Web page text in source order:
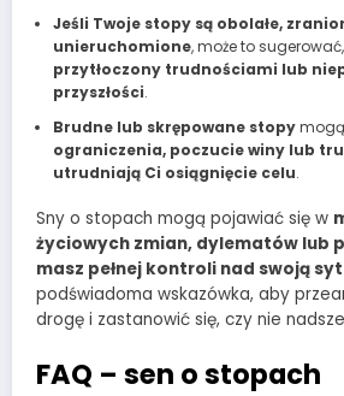
Jeśli Twoje stopy są obolałe,
unieruchomione, może to
przytłoczony trudnościami lub
przyszłości.
Brudne lub skrępowane stopymogą
ograniczenia, poczucie winy lub
utrudniają Ci osiągnięcie celu.
Sny o stopach mogą pojawiać się w
życiowych zmian, dylematów lub
masz pełnej kontroli nad swoją
podświadoma wskazówka, aby
drogę i zastanowić się, czy nie
FAQ – sen o stopach